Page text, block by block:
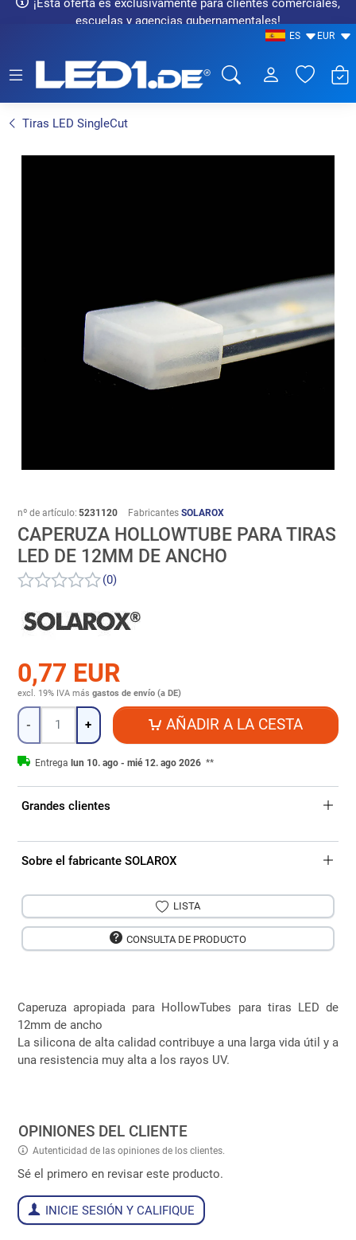
¡Esta oferta es exclusivamente para clientes comerciales,
escuelas y agencias gubernamentales!
ES EUR
Tiras LED SingleCut
nº de artículo: 5231120 Fabricantes SOLAROX
CAPERUZA HOLLOWTUBE PARA TIRAS
LED DE 12MM DE ANCHO
(0)
0,77 EUR
excl. 19% IVA más gastos de envío (a DE)
Cantidad
- + AÑADIR A LA CESTA
Entrega lun 10. ago - mié 12. ago 2026 **
Grandes clientes
Sobre el fabricante SOLAROX
LISTA
CONSULTA DE PRODUCTO
Caperuza apropiada para HollowTubes para tiras LED de
12mm de ancho
La silicona de alta calidad contribuye a una larga vida útil y a
una resistencia muy alta a los rayos UV.
OPINIONES DEL CLIENTE
Autenticidad de las opiniones de los clientes.
Sé el primero en revisar este producto.
INICIE SESIÓN Y CALIFIQUE